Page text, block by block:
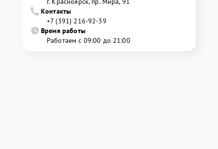
Контакты
+7 (391) 216-92-39
Время работы
Работаем с 09:00 до 21:00